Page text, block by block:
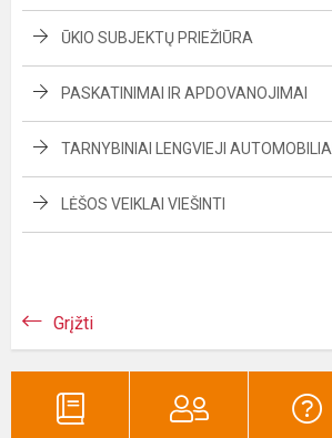
ŪKIO SUBJEKTŲ PRIEŽIŪRA
PASKATINIMAI IR APDOVANOJIMAI
TARNYBINIAI LENGVIEJI AUTOMOBILIAI
LĖŠOS VEIKLAI VIEŠINTI
Grįžti